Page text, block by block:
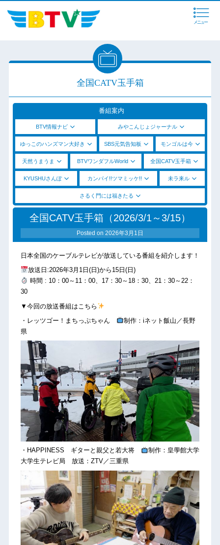
メニュー
全国CATV玉手箱
番組案内
BTV情報ナビ みやこんじょジャーナル
ゆっこのハンズマン大好き SBS元気告知板 モンゴルは今
天然うまうま BTVワンダフルWorld 全国CATV玉手箱
KYUSHUさんぽ カンパイ!!ツマミッケ!! 未ラ来ル
さるく門には福きたる
全国CATV玉手箱（2026/3/1～3/15）
Posted on 2026年3月1日
日本全国のケーブルテレビが放送している番組を紹介します！
放送日:2026年3月1日(日)から15日(日)
時間 : 10：00～11：00、17：30～18：30、21：30～22：
30
▼今回の放送番組はこちら
・レッツゴー！まちっぷちゃん
制作：iネット飯山／長野
県
・HAPPINESS ギターと親父と若大将
制作：皇學館大学
大学生テレビ局 放送：ZTV／三重県